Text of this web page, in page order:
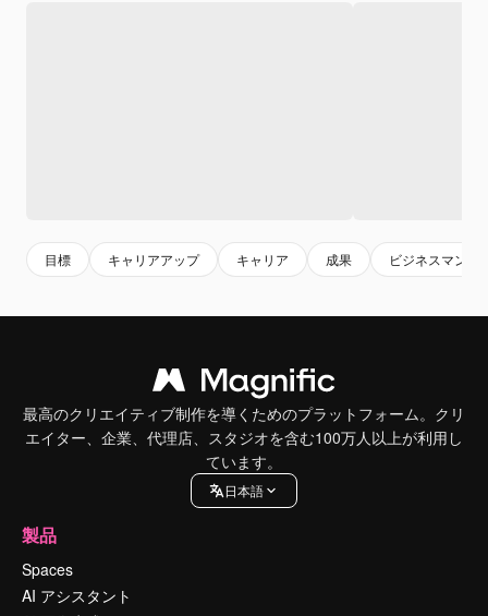
目標 キャリアアップ キャリア 成果 ビジネスマン
最高のクリエイティブ制作を導くためのプラットフォーム。クリ
エイター、企業、代理店、スタジオを含む100万人以上が利用し
ています。
日本語
製品
Spaces
AI アシスタント